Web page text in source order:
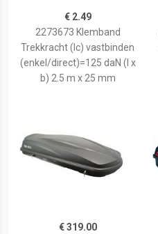
€ 2.49
2273673 Klemband
Trekkracht (lc) vastbinden
(enkel/direct)=125 daN (l x
b) 2.5 m x 25 mm
€ 319.00